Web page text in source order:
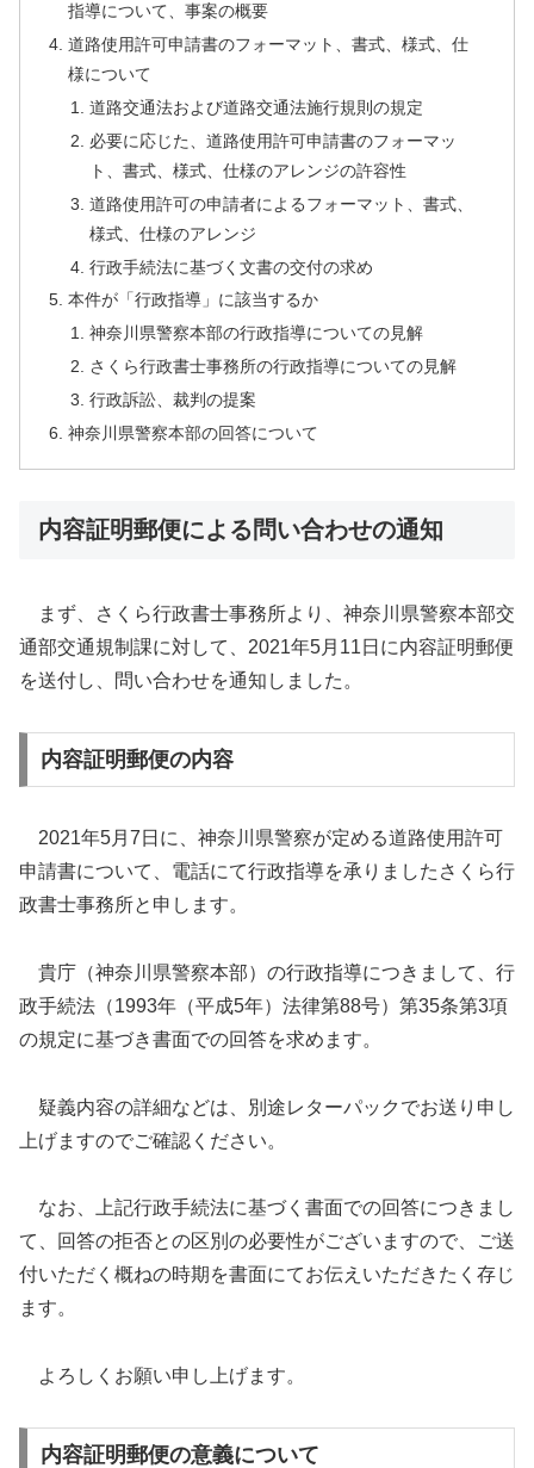
指導について、事案の概要
道路使用許可申請書のフォーマット、書式、様式、仕
様について
道路交通法および道路交通法施行規則の規定
必要に応じた、道路使用許可申請書のフォーマッ
ト、書式、様式、仕様のアレンジの許容性
道路使用許可の申請者によるフォーマット、書式、
様式、仕様のアレンジ
行政手続法に基づく文書の交付の求め
本件が「行政指導」に該当するか
神奈川県警察本部の行政指導についての見解
さくら行政書士事務所の行政指導についての見解
行政訴訟、裁判の提案
神奈川県警察本部の回答について
内容証明郵便による問い合わせの通知
まず、さくら行政書士事務所より、神奈川県警察本部交
通部交通規制課に対して、2021年5月11日に内容証明郵便
を送付し、問い合わせを通知しました。
内容証明郵便の内容
2021年5月7日に、神奈川県警察が定める道路使用許可
申請書について、電話にて行政指導を承りましたさくら行
政書士事務所と申します。
貴庁（神奈川県警察本部）の行政指導につきまして、行
政手続法（1993年（平成5年）法律第88号）第35条第3項
の規定に基づき書面での回答を求めます。
疑義内容の詳細などは、別途レターパックでお送り申し
上げますのでご確認ください。
なお、上記行政手続法に基づく書面での回答につきまし
て、回答の拒否との区別の必要性がございますので、ご送
付いただく概ねの時期を書面にてお伝えいただきたく存じ
ます。
よろしくお願い申し上げます。
内容証明郵便の意義について